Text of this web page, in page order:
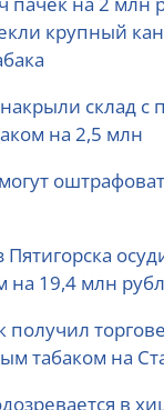
крупный
склад с
на 2,5 млн
на 19,4 млн
получил
табаком на
в